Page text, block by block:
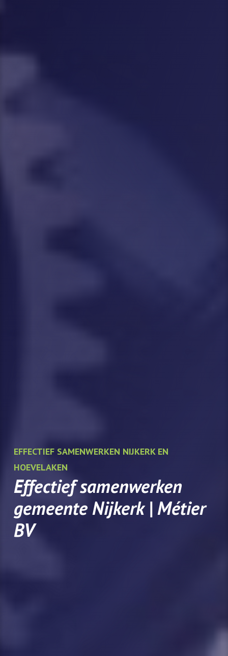
EFFECTIEF SAMENWERKEN NIJKERK EN
HOEVELAKEN
Effectief samenwerken
gemeente Nijkerk | Métier
BV